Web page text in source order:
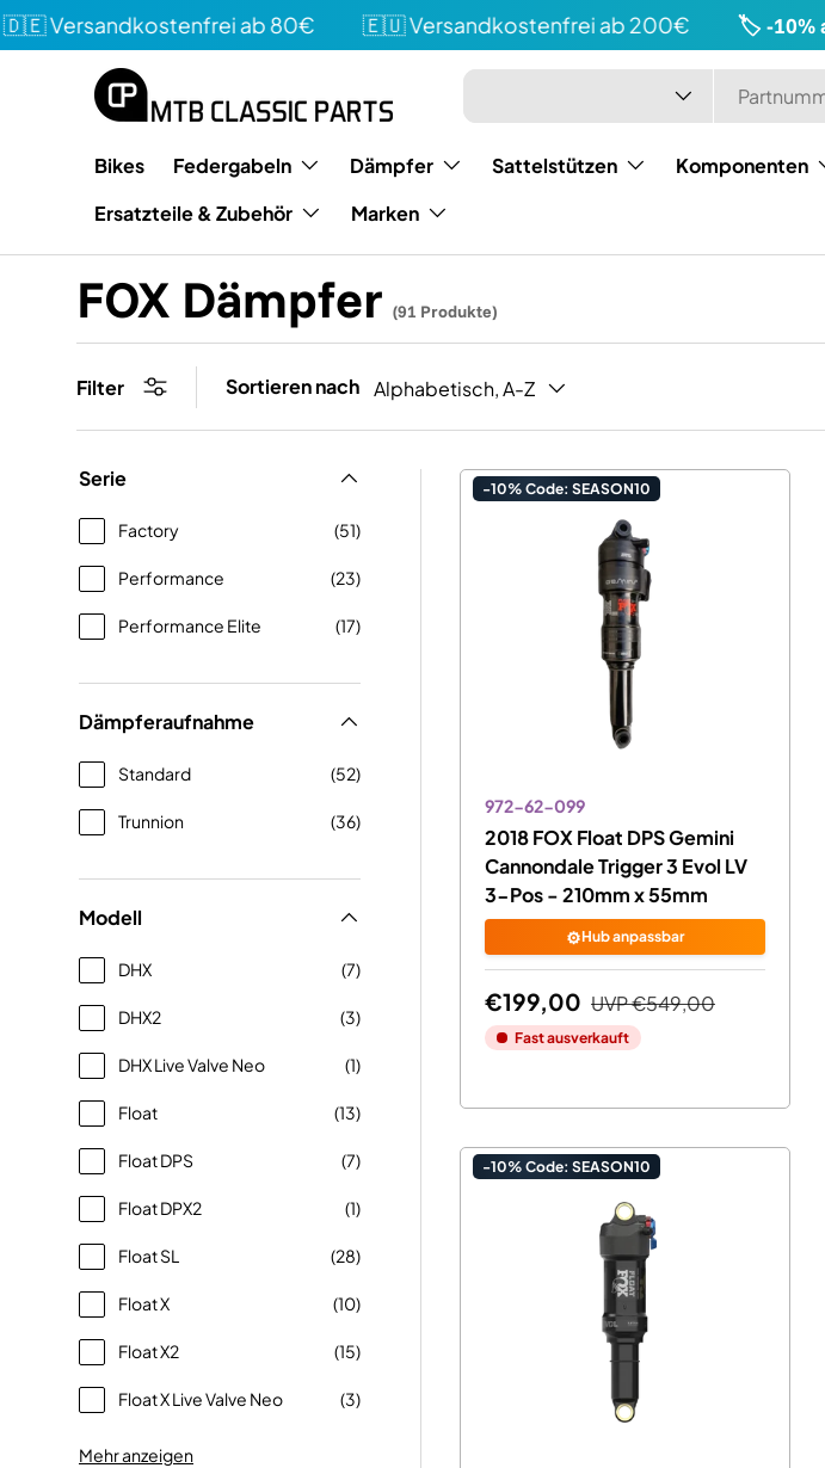
ab 80€ 🇪🇺 Versandkostenfrei ab 200€ 🏷️ -10% auf
Suchen
Art
Bikes Federgabeln Dämpfer Sattelstützen
Komponenten
Ersatzteile & Zubehör
Marken
FOX Dämpfer (91 Produkte)
Filter Sortieren nach Alphabetisch, A-Z
Serie
Factory (51)
Performance (23)
Performance Elite (17)
Dämpferaufnahme
Standard (52)
Trunnion (36)
Modell
DHX (7)
DHX2 (3)
DHX Live Valve Neo (1)
Float (13)
Float DPS (7)
Float DPX2 (1)
Float SL (28)
Float X (10)
Float X2 (15)
Float X Live Valve Neo (3)
Mehr anzeigen
-10% Code: SEASON10
972-62-099
2018 FOX Float DPS Gemini
Cannondale Trigger 3 Evol LV
3-Pos - 210mm x 55mm
⚙️Hub anpassbar
€199,00 UVP€549,00
Fast ausverkauft
-10% Code: SEASON10